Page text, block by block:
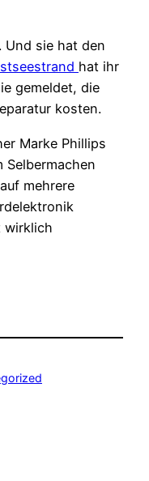
Und sie hat den
hat ihr
gemeldet, die
kosten.
Marke Phillips
Selbermachen
mehrere
wirklich